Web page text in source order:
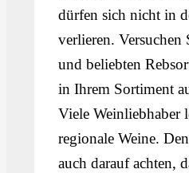
dürfen sich nicht in
verlieren. Versuchen
und beliebten
in Ihrem Sortiment
Viele Weinliebhaber
regionale Weine.
auch darauf achten,